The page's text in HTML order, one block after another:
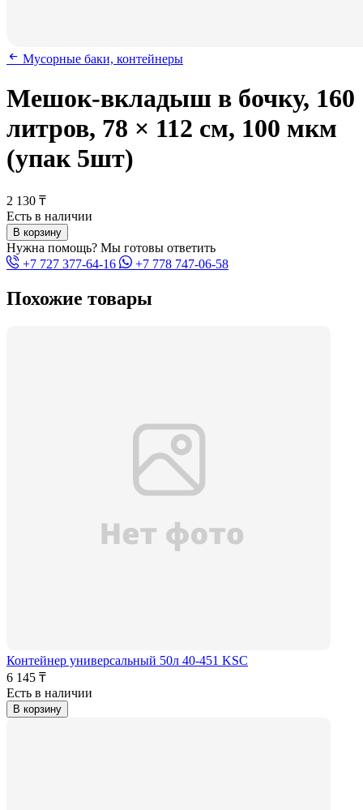
Мусорные баки, контейнеры
Мешок-вкладыш в бочку, 160
литров, 78 × 112 см, 100 мкм
(упак 5шт)
2 130 ₸
Есть в наличии
В корзину
Нужна помощь? Мы готовы ответить
+7 727 377-64-16
+7 778 747-06-58
Похожие товары
Контейнер универсальный 50л 40-451 KSC
6 145 ₸
Есть в наличии
В корзину